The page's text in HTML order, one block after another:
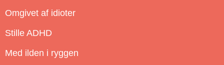
Omgivet af idioter
Stille ADHD
Med ilden i ryggen